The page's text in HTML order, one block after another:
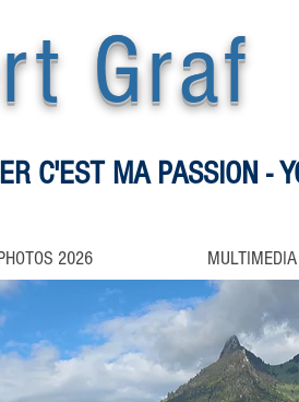
Graf
C'EST MA PASSION -
2026 MULTIMEDIA